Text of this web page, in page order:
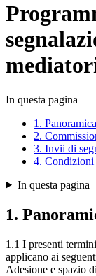
In questa pagina
1. Panoramica
2.
3. Invii di
4. Condizioni
In questa pagina
1.
1.1 I presenti
applicano ai
Adesione e spazio